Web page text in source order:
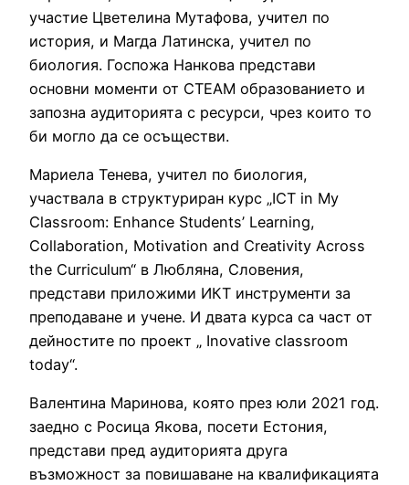
участие Цветелина Мутафова, учител по
история, и Магда Латинска, учител по
биология. Госпожа Нанкова представи
основни моменти от СТЕАМ образованието и
запозна аудиторията с ресурси, чрез които то
би могло да се осъществи.
Мариела Тенева, учител по биология,
участвала в структуриран курс „ICT in My
Classroom: Enhance Students’ Learning,
Collaboration, Motivation and Creativity Across
the Curriculum“ в Любляна, Словения,
представи приложими ИКТ инструменти за
преподаване и учене. И двата курса са част от
дейностите по проект „ Inovative classroom
today“.
Валентина Маринова, която през юли 2021 год.
заедно с Росица Якова, посети Естония,
представи пред аудиторията друга
възможност за повишаване на квалификацията